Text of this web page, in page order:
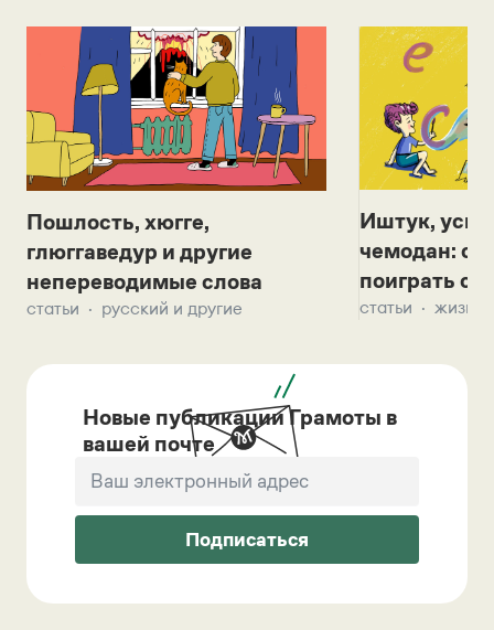
Пошлость, хюгге,
глюггаведур и другие
непереводимые слова
статьи русский и другие
Иштук,
чемодан:
поиграть с
статьи жизнь
Новые публикации Грамоты в
вашей почте
Подписаться